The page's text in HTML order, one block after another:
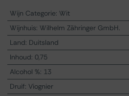
Wijn Categorie: Wit
Wijnhuis: Wilhelm Zähringer GmbH.
Land: Duitsland
Inhoud: 0,75
Alcohol %: 13
Druif: Viognier